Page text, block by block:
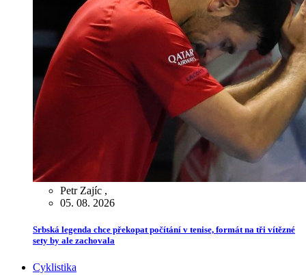
Petr Zajíc ,
05. 08. 2026
Srbská legenda chce překopat počítání v tenise, formát na tři vítězné
sety by ale zachovala
Cyklistika